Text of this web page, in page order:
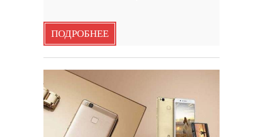
ПОДРОБНЕЕ